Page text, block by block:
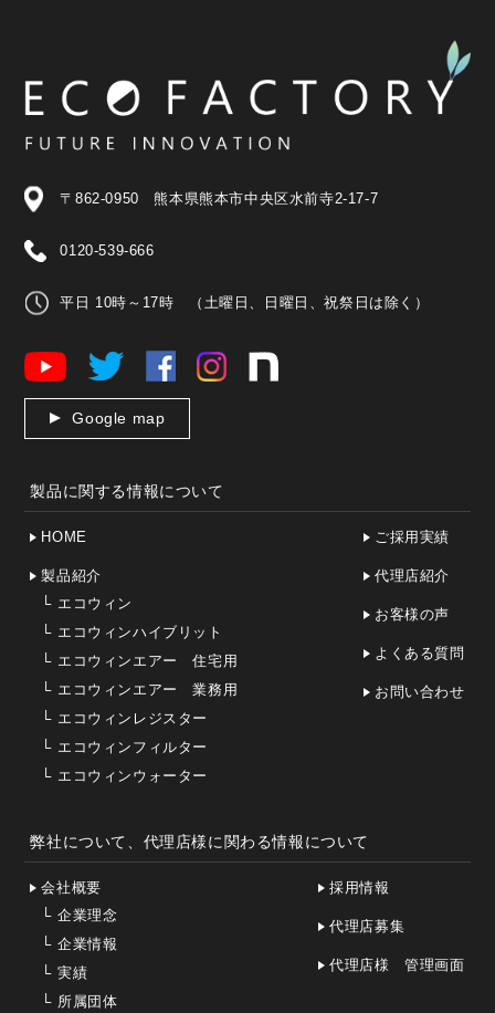
〒862-0950 熊本県熊本市中央区水前寺2-17-7
0120-539-666
平日 10時～17時 （土曜日、日曜日、祝祭日は除く）
Google map
製品に関する情報について
HOME
製品紹介
└ エコウィン
└ エコウィンハイブリット
└ エコウィンエアー 住宅用
└ エコウィンエアー 業務用
└ エコウィンレジスター
└ エコウィンフィルター
└ エコウィンウォーター
ご採用実績
代理店紹介
お客様の声
よくある質問
お問い合わせ
弊社について、代理店様に関わる情報について
会社概要
└ 企業理念
└ 企業情報
└ 実績
└ 所属団体
採用情報
代理店募集
代理店様 管理画面